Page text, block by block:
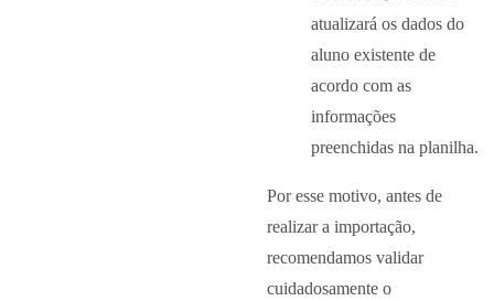
atualizará os dados do
aluno existente de
acordo com as
informações
preenchidas na planilha.
Por esse motivo, antes de
realizar a importação,
recomendamos validar
cuidadosamente o